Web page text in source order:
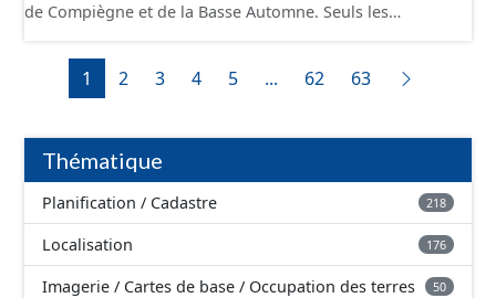
de Compiègne et de la Basse Automne. Seuls les
sont téléchargeables au format GeoPackage et GeoJson
et structurés conformément aux prescriptions du
standard CNIG Sites Economiques. Ce lot ne contient pas
jour. Il est filtré au-delà des prescriptions du CNIG se
limitant aux SCI.
1 2 3 4 5 ... 62 63
Thématique
Planification / Cadastre 218
Localisation 176
Imagerie / Cartes de base / Occupation des terres 50